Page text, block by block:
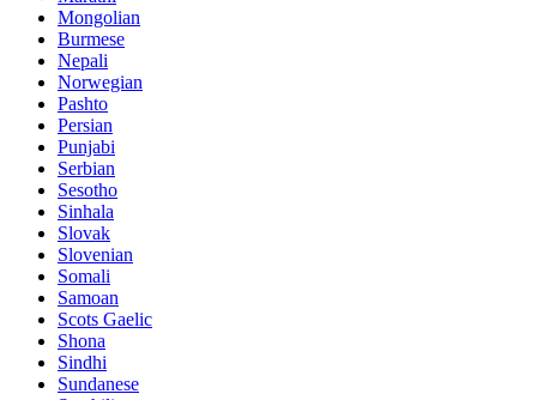
Mongolian
Burmese
Nepali
Norwegian
Pashto
Persian
Punjabi
Serbian
Sesotho
Sinhala
Slovak
Slovenian
Somali
Samoan
Scots Gaelic
Shona
Sindhi
Sundanese